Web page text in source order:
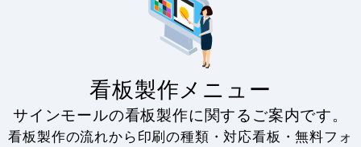
看板製作メニュー
サインモールの看板製作に関するご案内です。
看板製作の流れから印刷の種類・対応看板・無料フォ